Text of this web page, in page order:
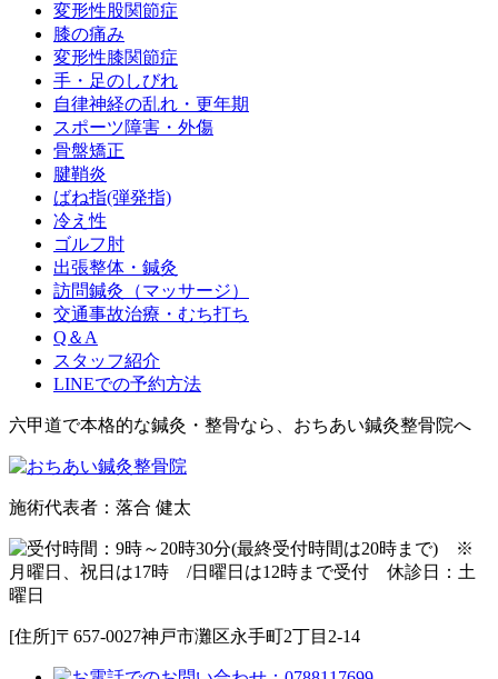
変形性股関節症
膝の痛み
変形性膝関節症
手・足のしびれ
自律神経の乱れ・更年期
スポーツ障害・外傷
骨盤矯正
腱鞘炎
ばね指(弾発指)
冷え性
ゴルフ肘
出張整体・鍼灸
訪問鍼灸（マッサージ）
交通事故治療・むち打ち
Q＆A
スタッフ紹介
LINEでの予約方法
六甲道で本格的な鍼灸・整骨なら、おちあい鍼灸整骨院へ
施術代表者：落合 健太
[住所]〒657-0027神戸市灘区永手町2丁目2-14